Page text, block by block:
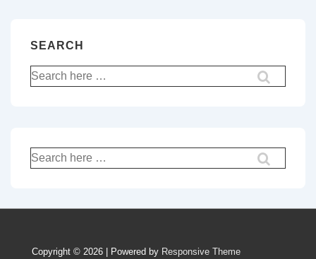
SEARCH
Recherche
pour:
Recherche
pour:
Copyright © 2026 | Powered by Responsive Theme